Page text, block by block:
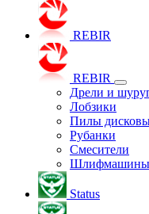
REBIR
REBIR
Дрели и
Лобзики
Пилы
Рубанки
Смесители
Шлифмашины
Status